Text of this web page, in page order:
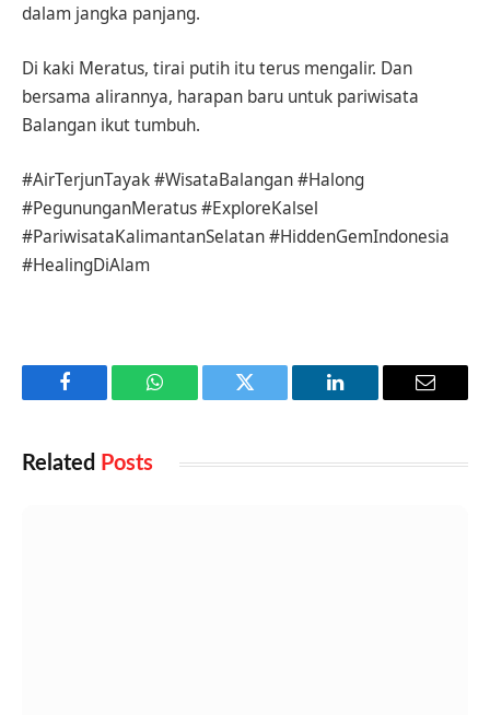
dalam jangka panjang.
Di kaki Meratus, tirai putih itu terus mengalir. Dan
bersama alirannya, harapan baru untuk pariwisata
Balangan ikut tumbuh.
#AirTerjunTayak #WisataBalangan #Halong
#PegununganMeratus #ExploreKalsel
#PariwisataKalimantanSelatan #HiddenGemIndonesia
#HealingDiAlam
Facebook WhatsApp Twitter LinkedIn Email
Related Posts